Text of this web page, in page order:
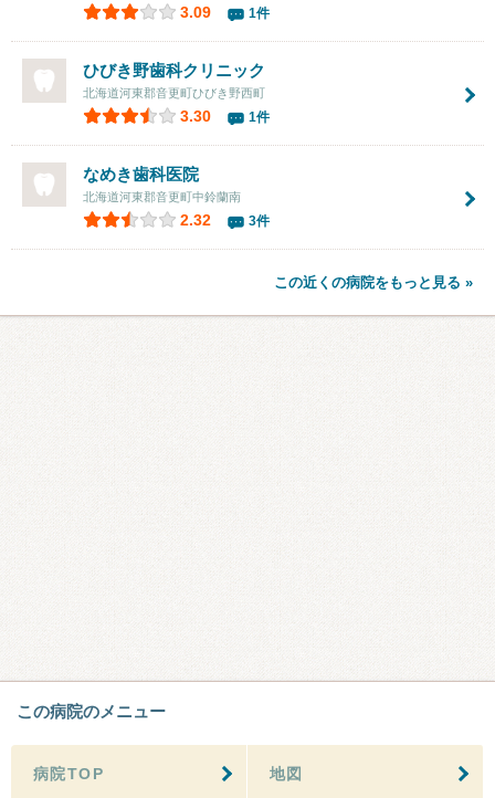
3.09 1件
ひびき野歯科クリニック
北海道河東郡音更町ひびき野西町
3.30 1件
なめき歯科医院
北海道河東郡音更町中鈴蘭南
2.32 3件
この近くの病院をもっと見る »
この病院のメニュー
病院TOP 地図